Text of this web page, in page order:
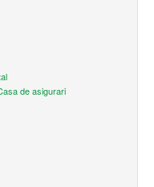
de asigurari